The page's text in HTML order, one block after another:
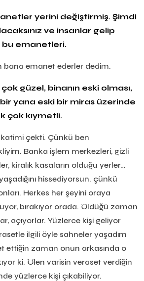
yerini değiştirmiş. Şimdi
ve insanlar gelip
emanetleri.
bana emanet ederler dedim.
güzel, binanın eski olması,
yana eski bir miras üzerinde
çok kıymetli.
çekti. Çünkü ben
Banka işlem merkezleri, gizli
kiralık kasaların olduğu yerler…
hissediyorsun. çünkü
Herkes her şeyini oraya
bırakıyor orada. Öldüğü zaman
açıyorlar. Yüzlerce kişi geliyor
ilgili öyle sahneler yaşadım
ettiğin zaman onun arkasında o
ki. Ölen varisin veraset verdiğin
yüzlerce kişi çıkabiliyor.